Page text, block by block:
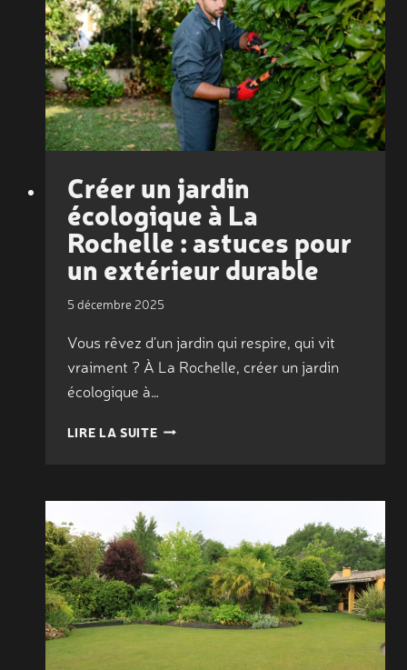
RECOMMANDATIONS
DE
VOTRE
PAYSAGISTE
À
LA
ROCHELLE
Créer un jardin
écologique à La
Rochelle : astuces pour
un extérieur durable
5 décembre 2025
Vous rêvez d’un jardin qui respire, qui vit
vraiment ? À La Rochelle, créer un jardin
écologique à…
LIRE LA SUITECRÉER
À
LA
ROCHELLE
:
ASTUCES
POUR
UN
EXTÉRIEUR